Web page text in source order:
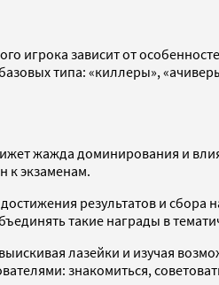
игрока зависит от
типа: «киллеры»,
жажда доминирования и
к экзаменам.
результатов и
такие награды в
лазейки и изучая
знакомиться,